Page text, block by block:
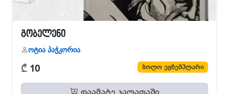
გობელენი
ოტია პაჭკორია
₾ 10 ბოლო ეგზემპლარი